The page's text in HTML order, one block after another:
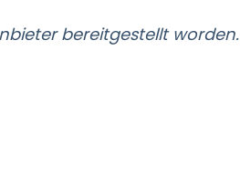
bereitgestellt worden.